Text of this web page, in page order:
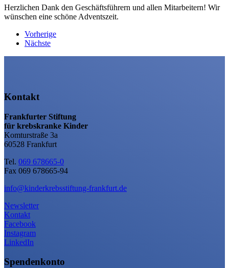
Herzlichen Dank den Geschäftsführern und allen Mitarbeitern! Wir
wünschen eine schöne Adventszeit.
Vorherige
Nächste
Kontakt
Frankfurter Stiftung
für krebskranke Kinder
Komturstraße 3a
60528 Frankfurt
Tel. 069 678665-0
Fax 069 678665-94
info@kinderkrebsstiftung-frankfurt.de
Newsletter
Kontakt
Facebook
Instagram
LinkedIn
Spendenkonto